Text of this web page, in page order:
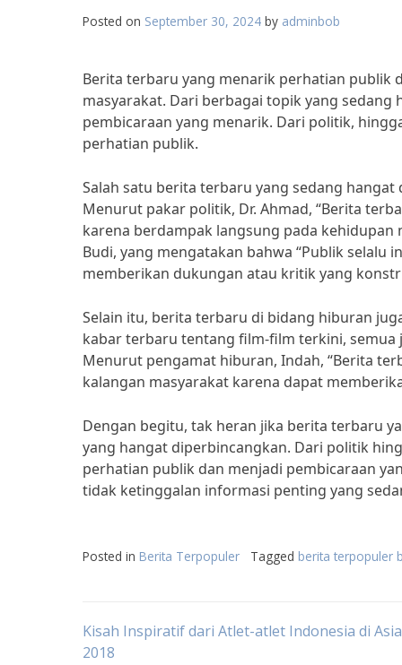
Posted on September 30, 2024 by adminbob
Berita terbaru yang menarik perhatian publik
masyarakat. Dari berbagai topik yang
pembicaraan yang menarik. Dari politik,
perhatian publik.
Salah satu berita terbaru yang sedang
Menurut pakar politik, Dr. Ahmad, “Berita
karena berdampak langsung pada
Budi, yang mengatakan bahwa “Publik
memberikan dukungan atau kritik yang
Selain itu, berita terbaru di bidang hiburan
kabar terbaru tentang film-film terkini,
Menurut pengamat hiburan, Indah, “Berita
kalangan masyarakat karena dapat
Dengan begitu, tak heran jika berita terbaru
yang hangat diperbincangkan. Dari politik
perhatian publik dan menjadi pembicaraan
tidak ketinggalan informasi penting yang
Posted in Berita Terpopuler Tagged berita terpopuler
Post
Kisah Inspiratif dari Atlet-atlet Indonesia di
2018